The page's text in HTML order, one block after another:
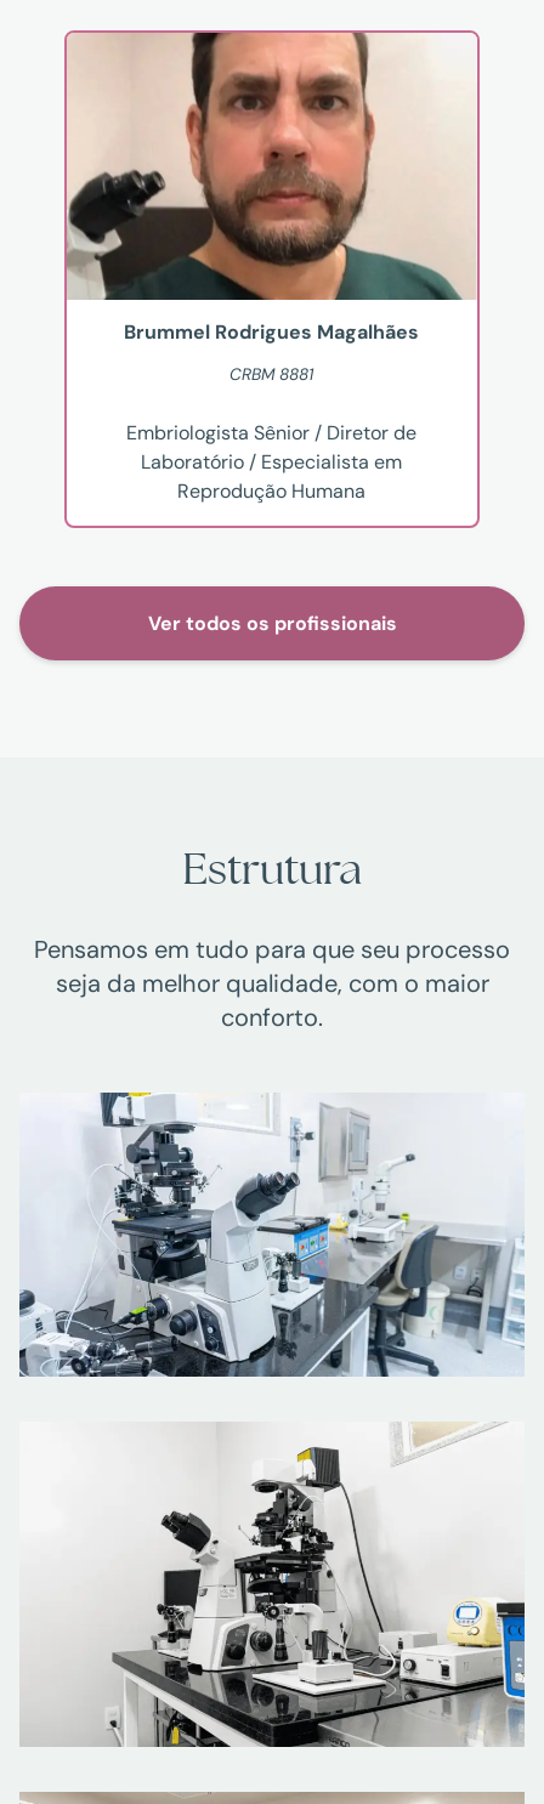
Brummel Rodrigues Magalhães
CRBM 8881
Embriologista Sênior / Diretor de
Laboratório / Especialista em
Reprodução Humana
Ver todos os profissionais
Estrutura
Pensamos em tudo para que seu processo
seja da melhor qualidade, com o maior
conforto.